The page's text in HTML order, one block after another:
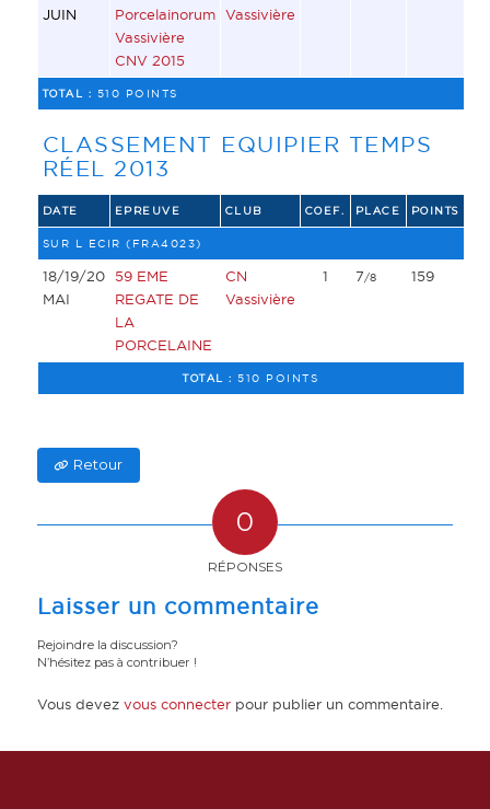
JUIN
Porcelainorum
Vassivière
CNV 2015
Vassivière
TOTAL : 510 POINTS
CLASSEMENT EQUIPIER TEMPS
RÉEL 2013
DATE EPREUVE CLUB COEF. PLACE POINTS
SUR L ECIR (FRA4023)
18/19/20
MAI
59 EME
REGATE DE
LA
PORCELAINE
CN
Vassivière
1 7/8 159
TOTAL :510 POINTS
Retour
0
RÉPONSES
Laisser un commentaire
Rejoindre la discussion?
N’hésitez pas à contribuer !
Vous devez vous connecterpour publier un commentaire.